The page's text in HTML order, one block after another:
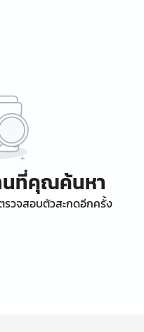
นที่คุณค้นหา
รวจสอบตัวสะกดอีกครั้ง